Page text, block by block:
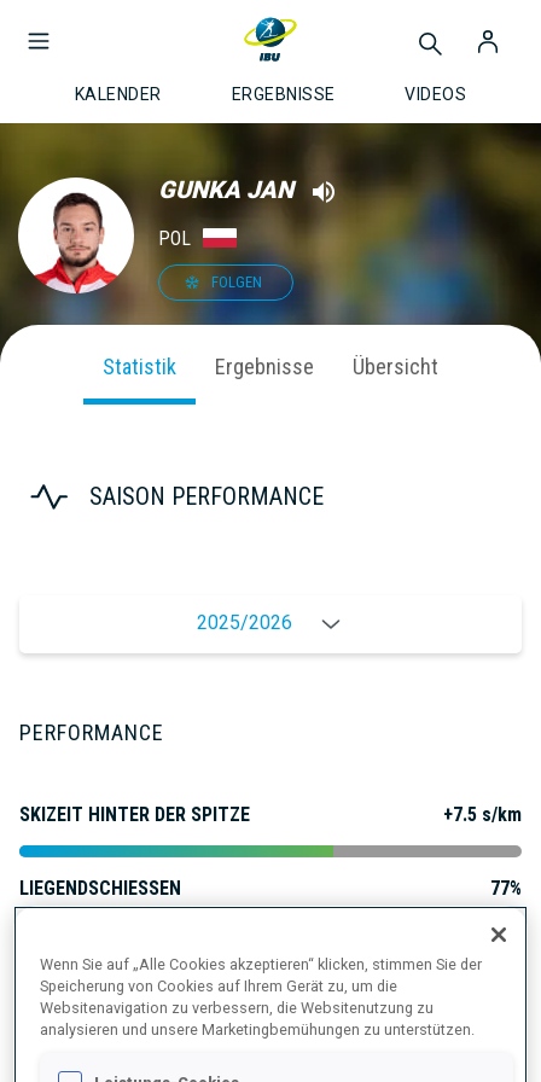
KALENDER ERGEBNISSE VIDEOS
GUNKA JAN
POL
FOLGEN
Statistik Ergebnisse Übersicht
SAISON PERFORMANCE
2025/2026
PERFORMANCE
SKIZEIT HINTER DER SPITZE +7.5 s/km
LIEGENDSCHIESSEN 77%
STEHENDSCHIESSEN
Wenn Sie auf „Alle Cookies akzeptieren“ klicken, stimmen Sie der
Speicherung von Cookies auf Ihrem Gerät zu, um die
Websitenavigation zu verbessern, die Websitenutzung zu
analysieren und unsere Marketingbemühungen zu unterstützen.